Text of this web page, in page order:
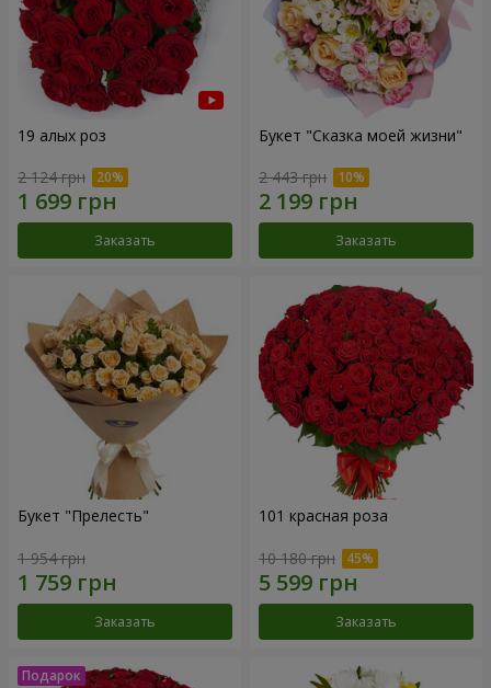
19 алых роз
2 124 грн
Заказать
Букет "Сказка моей жизни"
2 443 грн
Заказать
Букет "Прелесть"
1 954 грн
Заказать
101 красная роза
10 180 грн
Заказать